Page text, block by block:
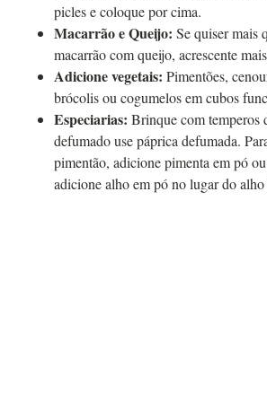
picles e coloque por cima.
Macarrão e Queijo: Se quiser mais
macarrão com queijo, acrescente
Adicione vegetais: Pimentões,
brócolis ou cogumelos em cubos
Especiarias: Brinque com temperos
defumado use páprica defumada.
pimentão, adicione pimenta em pó
adicione alho em pó no lugar do alho